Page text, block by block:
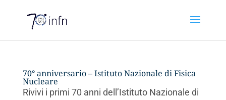
70° anniversario – Istituto Nazionale di Fisica
Nucleare
Rivivi i primi 70 anni dell’Istituto Nazionale di